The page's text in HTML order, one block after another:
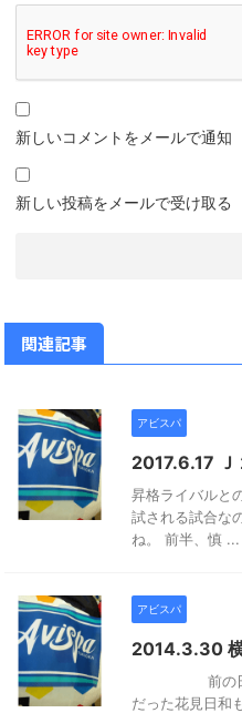
新しいコメントをメールで通知
新しい投稿をメールで受け取る
関連記事
アビスパ
2017.6.17 Ｊ
昇格ライバルと
試される試合な
ね。 前半、慎 ...
アビスパ
2014.3.30
前の日から、
だった花見日